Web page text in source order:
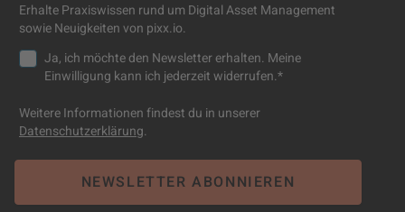
Erhalte Praxiswissen rund um Digital Asset Management
sowie Neuigkeiten von pixx.io.
Ja, ich möchte den Newsletter erhalten. Meine
Einwilligung kann ich jederzeit widerrufen.*
Weitere Informationen findest du in unserer
Datenschutzerklärung.